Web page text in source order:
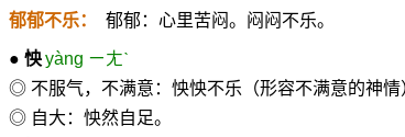
郁郁不乐： 郁郁：心里苦闷。闷闷不乐。
● 怏 yàng ㄧㄤˋ
◎ 不服气，不满意：怏怏不乐（形容不满意的神情
◎ 自大：怏然自足。